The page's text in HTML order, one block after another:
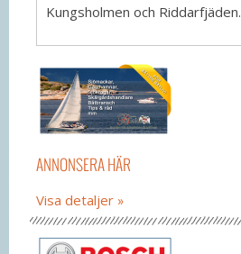
Kungsholmen och Riddarfjäden.
ANNONSERA HÄR
Visa detaljer